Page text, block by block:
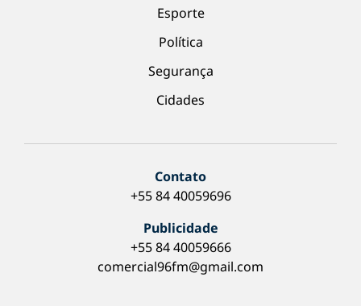
Esporte
Política
Segurança
Cidades
Contato
+55 84 40059696
Publicidade
+55 84 40059666
comercial96fm@gmail.com